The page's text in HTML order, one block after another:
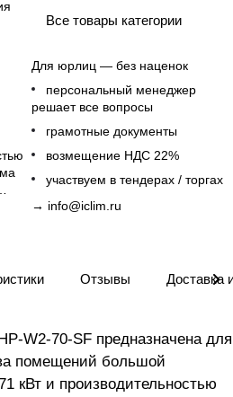
Все товары категории
Для юрлиц — без наценок
персональный менеджер
решает все вопросы
грамотные документы
возмещение НДС 22%
участвуем в тендерах / торгах
→ info@iclim.ru
Отзывы Доставка
W2-70-SF предназначена для
помещений большой
кВт и производительностью